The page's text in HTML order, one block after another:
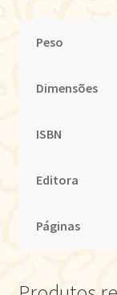
Peso
Dimensões
ISBN
Editora
Páginas